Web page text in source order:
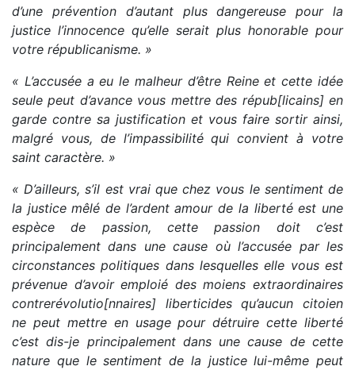
d’une prévention d’autant plus dangereuse pour la
justice l’innocence qu’elle serait plus honorable pour
votre républicanisme. »
« L’accusée a eu le malheur d’être Reine et cette idée
seule peut d’avance vous mettre des répub[licains] en
garde contre sa justification et vous faire sortir ainsi,
malgré vous, de l’impassibilité qui convient à votre
saint caractère. »
« D’ailleurs, s’il est vrai que chez vous le sentiment de
la justice mêlé de l’ardent amour de la liberté est une
espèce de passion, cette passion doit c’est
principalement dans une cause où l’accusée par les
circonstances politiques dans lesquelles elle vous est
prévenue d’avoir emploié des moiens extraordinaires
contrerévolutio[nnaires] liberticides qu’aucun citoien
ne peut mettre en usage pour détruire cette liberté
c’est dis-je principalement dans une cause de cette
nature que le sentiment de la justice lui-même peut